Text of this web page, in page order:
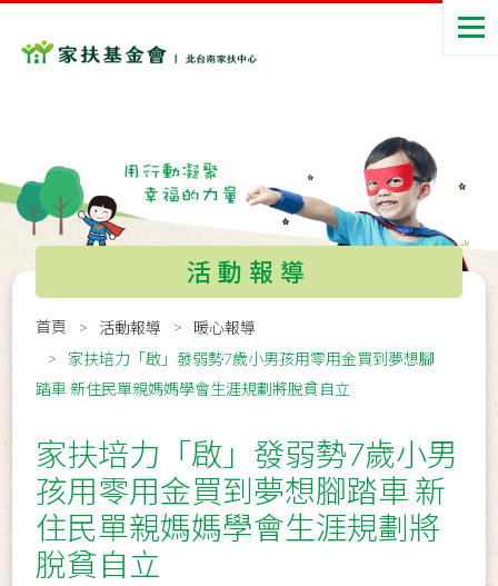
活動報導
首頁 活動報導
暖心報導
家扶培力「啟」發弱勢7歲小男孩用零用金買到夢想腳
踏車 新住民單親媽媽學會生涯規劃將脫貧自立
家扶培力「啟」發弱勢7歲小男
孩用零用金買到夢想腳踏車 新
住民單親媽媽學會生涯規劃將
脫貧自立